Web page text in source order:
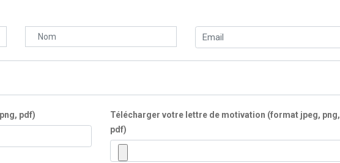
pdf)
Télécharger votre lettre de motivation (format jpeg, png,
pdf)